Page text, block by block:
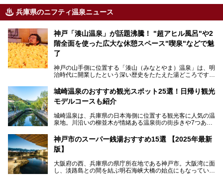
兵庫県のニフティ温泉ニュース
神戸「湊山温泉」が話題沸騰！ "超アヒル風呂"や2
階全面を使った広大な休憩スペース"喫泉"などで魅
了
神戸の山手側に位置する「湊山（みなとやま）温泉」は、明
治時代に開業したという深い歴史をたたえた湯どころです。
っぱいに浮かぶアヒルちゃん。さらに、ゆったりくつろげて
コワーキングも可能な休憩スペースも人気に。斬新な企画や
設備で人々をアッと驚かせる湊山温泉の魅力をリポートしま
城崎温泉のおすすめ観光スポット25選！日帰り観光
モデルコースも紹介
城崎温泉は、兵庫県の日本海側に位置する観光客に人気の温
泉地。川沿いの柳並木が情緒ある温泉街の街歩きや7つある
られています。鉄道の駅から温泉街が近く、歩いて回るのに
ちょうどよい規模で、日帰りでの訪問にもおすすめです。
の観光スポットをピックアップ。温泉やご当地グルメなどを
盛り込んだ日帰り観光モデルコースも紹介しているので、ぜ
神戸市のスーパー銭湯おすすめ15選 【2025年最新
版】
大阪府の西、兵庫県の県庁所在地である神戸市。大阪湾に面
し、淡路島との間を結ぶ明石海峡大橋の始点にもなっていま